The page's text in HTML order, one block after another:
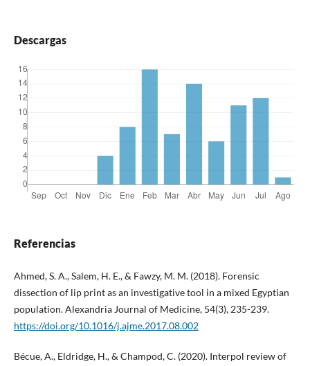
Descargas
Referencias
Ahmed, S. A., Salem, H. E., & Fawzy, M. M. (2018). Forensic
dissection of lip print as an investigative tool in a mixed Egyptian
population. Alexandria Journal of Medicine, 54(3), 235-239.
https://doi.org/10.1016/j.ajme.2017.08.002
Bécue, A., Eldridge, H., & Champod, C. (2020). Interpol review of